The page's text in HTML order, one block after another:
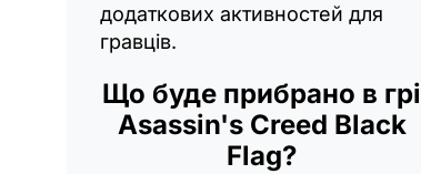
додаткових активностей для
гравців.
Що буде прибрано в грі
Asassin's Creed Black
Flag?